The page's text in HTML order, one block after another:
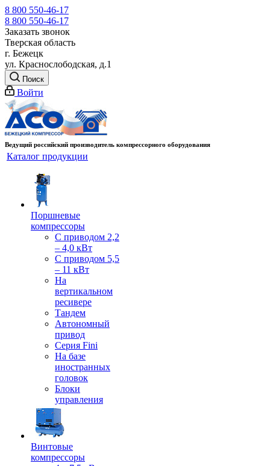
8 800 550-46-17
8 800 550-46-17
Заказать звонок
Тверская область
г. Бежецк
ул. Краснослободская, д.1
Поиск
Войти
Ведущий российский производитель компрессорного оборудования
Каталог продукции
Поршневые
компрессоры
С приводом 2,2
– 4,0 кВт
С приводом 5,5
– 11 кВт
На
вертикальном
ресивере
Тандем
Автономный
привод
Серия Fini
На базе
иностранных
головок
Блоки
управления
Винтовые
компрессоры